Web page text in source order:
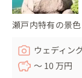
瀬戸内特有の景
ウェディン
〜 10 万円